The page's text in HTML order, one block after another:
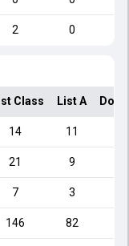
2 0
Class List A
14 11
21 9
7 3
146 82